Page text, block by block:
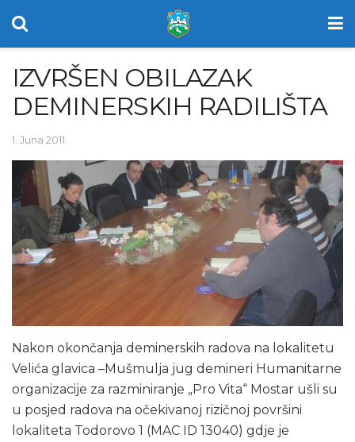
IZVRŠEN OBILAZAK
DEMINERSKIH RADILIŠTA
1. Juna 2011.
Nakon okončanja deminerskih radova na lokalitetu
Velića glavica –Mušmulja jug demineri Humanitarne
organizacije za razminiranje „Pro Vita“ Mostar ušli su
u posjed radova na očekivanoj rizičnoj površini
lokaliteta Todorovo 1 (MAC ID 13040) gdje je